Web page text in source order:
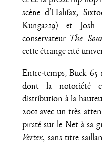
scène d’Halifax,
Kunga219) et
conservateur The
cette étrange cité
Entre-temps, Buck
dont la notoriété
distribution à la
2001 avec un très
piraté sur le Net à sa
Vertex, sans titre